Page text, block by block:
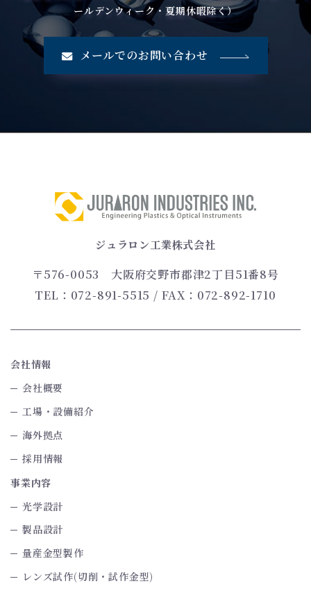
ールデンウィーク・夏期休暇除く）
メールでのお問い合わせ
ジュラロン工業株式会社
〒576-0053 大阪府交野市郡津2丁目51番8号
TEL：072-891-5515 / FAX：072-892-1710
会社情報
会社概要
工場・設備紹介
海外拠点
採用情報
事業内容
光学設計
製品設計
量産金型製作
レンズ試作(切削・試作金型)